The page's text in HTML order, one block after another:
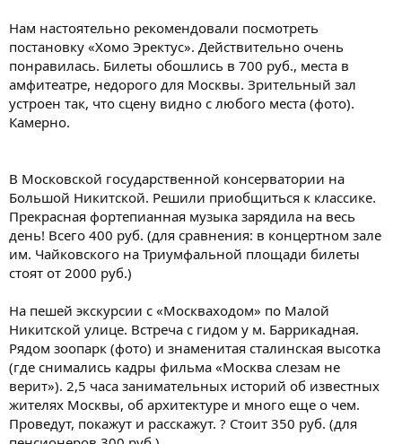
Нам настоятельно рекомендовали посмотреть
постановку «Хомо Эректус». Действительно очень
понравилась. Билеты обошлись в 700 руб., места в
амфитеатре, недорого для Москвы. Зрительный зал
устроен так, что сцену видно с любого места (фото).
Камерно.
В Московской государственной консерватории на
Большой Никитской. Решили приобщиться к классике.
Прекрасная фортепианная музыка зарядила на весь
день! Всего 400 руб. (для сравнения: в концертном зале
им. Чайковского на Триумфальной площади билеты
стоят от 2000 руб.)
На пешей экскурсии с «Москваходом» по Малой
Никитской улице. Встреча с гидом у м. Баррикадная.
Рядом зоопарк (фото) и знаменитая сталинская высотка
(где снимались кадры фильма «Москва слезам не
верит»). 2,5 часа занимательных историй об известных
жителях Москвы, об архитектуре и много еще о чем.
Проведут, покажут и расскажут. ? Стоит 350 руб. (для